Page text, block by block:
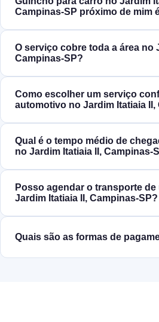
Campinas‑SP próximo de mim
O serviço cobre toda a área no
Campinas‑SP?
Como escolher um serviço
automotivo no Jardim Itatiaia II,
Qual é o tempo médio de
no Jardim Itatiaia II,
Posso agendar o transporte
Jardim Itatiaia II, Campinas‑SP?
Quais são as formas de